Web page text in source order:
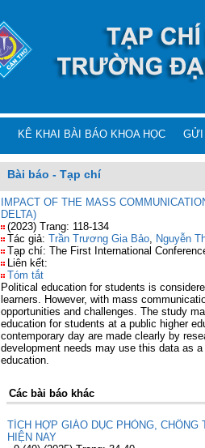
KÊ KHAI BÀI BÁO KHOA HỌC GỬI
Bài báo - Tạp chí
IMPACT OF THE MASS
DELTA)
(2023) Trang: 118-134
Tác giả: Trần Trương Gia Bảo, Nguyễn
Tạp chí: The First International
Liên kết:
Tóm tắt
Political education for students is
learners. However, with mass
opportunities and challenges. The study
education for students at a public higher
contemporary day are made clearly by
development needs may use this data as
education.
Các bài báo khác
TÍCH HỢP GIÁO DỤC PHÒNG,
HIỆN NAY